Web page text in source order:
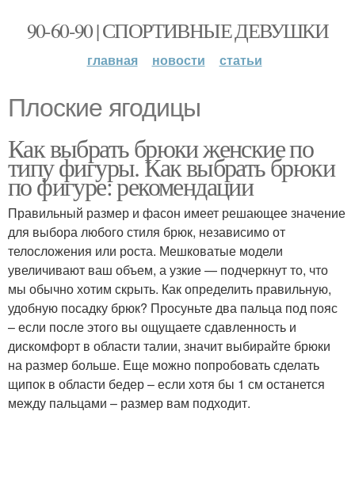
90-60-90 | СПОРТИВНЫЕ ДЕВУШКИ
главная новости статьи
Плоские ягодицы
Как выбрать брюки женские по
типу фигуры. Как выбрать брюки
по фигуре: рекомендации
Правильный размер и фасон имеет решающее значение
для выбора любого стиля брюк, независимо от
телосложения или роста. Мешковатые модели
увеличивают ваш объем, а узкие — подчеркнут то, что
мы обычно хотим скрыть. Как определить правильную,
удобную посадку брюк? Просуньте два пальца под пояс
– если после этого вы ощущаете сдавленность и
дискомфорт в области талии, значит выбирайте брюки
на размер больше. Еще можно попробовать сделать
щипок в области бедер – если хотя бы 1 см останется
между пальцами – размер вам подходит.